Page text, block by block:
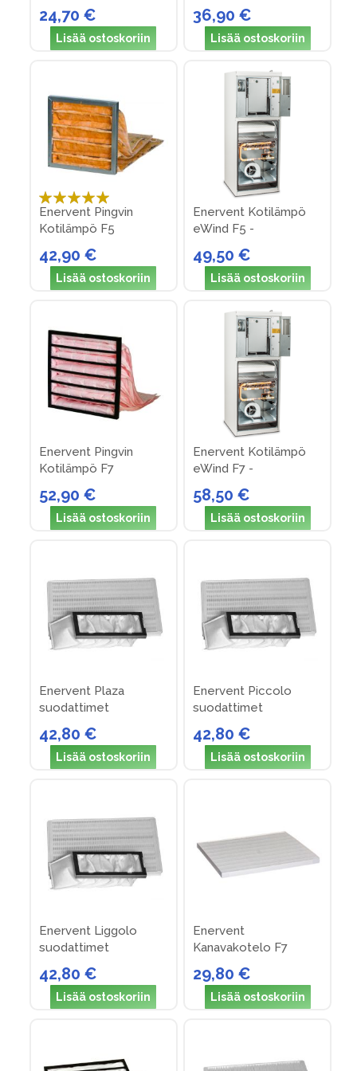
Lisää ostoskoriin Lisää ostoskoriin
Arvosana:
100%
Enervent Pingvin
Kotilämpö F5
suodattimet
42,90 €
Lisää ostoskoriin
Enervent Kotilämpö
eWind F5 -
suodattimet
49,50 €
Lisää ostoskoriin
Kotilämpö F7
suodattimet
52,90 €
Lisää ostoskoriin
Enervent Kotilämpö
eWind F7 -
suodattimet
58,50 €
Lisää ostoskoriin
suodattimet
42,80 €
Lisää ostoskoriin
suodattimet
42,80 €
Lisää ostoskoriin
suodattimet
42,80 €
Lisää ostoskoriin
Kanavakotelo F7
suodatin
29,80 €
Lisää ostoskoriin